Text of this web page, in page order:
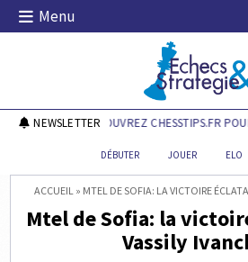
Skip
Menu
Echecs & Stratégie
NEWSLETTERDÉCOUVREZ CHESSTIPS.FR
DÉBUTER JOUER ELO
ACCUEIL » MTEL DE SOFIA: LA VICTOIRE
Mtel de Sofia: la
Vassily